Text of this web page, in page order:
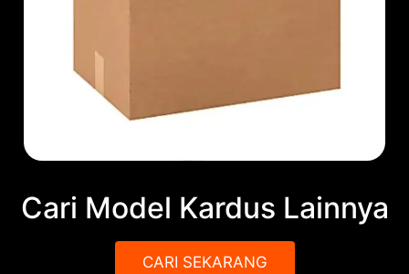
Cari Model Kardus Lainnya
CARI SEKARANG